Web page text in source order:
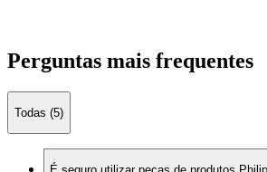
Perguntas mais frequentes
Todas (5)